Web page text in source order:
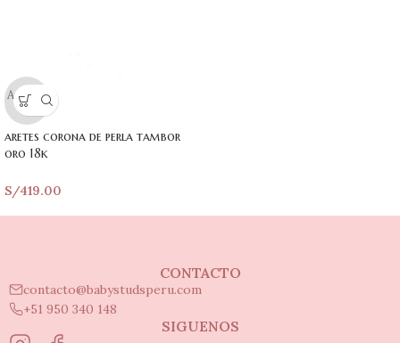
Agotad
o
aretes corona de perla tambor
oro 18k
S/419.00
CONTACTO
contacto@babystudsperu.com
+51 950 340 148
SIGUENOS